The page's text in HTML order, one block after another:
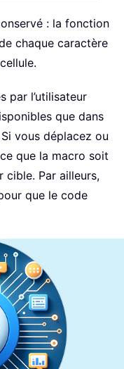
: la fonction
chaque caractère
par l’utilisateur
que dans
vous déplacez ou
que la macro soit
cible. Par ailleurs,
que le code